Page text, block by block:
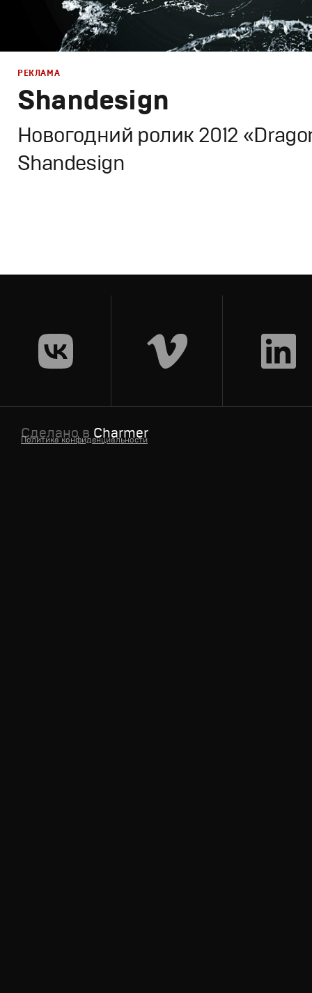
Shandesign
Новогодний ролик 2012
Shandesign
РЕКЛАМА
Сделано в Charmer
Политика конфиденциальности